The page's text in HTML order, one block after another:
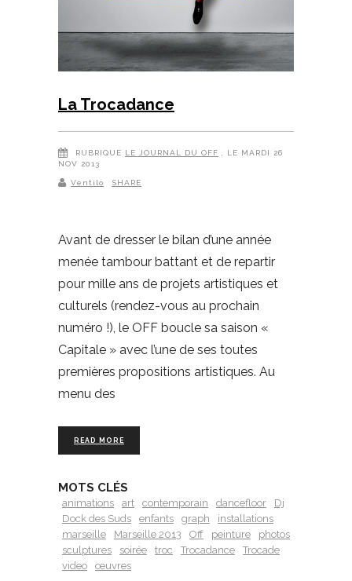
La Trocadance
RUBRIQUE LE JOURNAL DU OFF
, LE MARDI 26
NOV 2013
Ventilo SHARE
Avant de dresser le bilan d’une année
menée tambour battant et de repartir
pour mille ans de projets artistiques et
culturels (rendez-vous au prochain
numéro !), le OFF boucle sa saison «
Capitale » avec l’une de ses toutes
premières propositions artistiques. Au
menu des
READ MORE
MOTS CLÉS
animations art contemporain dancefloor
Dj
Dock des Suds
enfants graph
installations
marseille
Marseille 2013 Off peinture
photos
sculptures
soirée troc Trocadance
Trocade
video
œuvres